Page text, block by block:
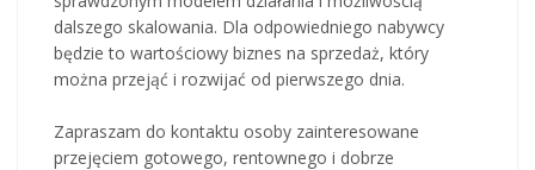
dalszego skalowania. Dla odpowiedniego nabywcy
będzie to wartościowy biznes na sprzedaż, który
można przejąć i rozwijać od pierwszego dnia.
Zapraszam do kontaktu osoby zainteresowane
przejęciem gotowego, rentownego i dobrze